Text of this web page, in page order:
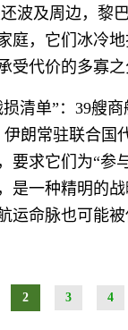
波及周边，黎
庭，它们冰冷
受代价的多寡之
清单”：39艘
朗常驻联合国
求它们为“参
是一种精明的
运命脉也可能
2 3 4